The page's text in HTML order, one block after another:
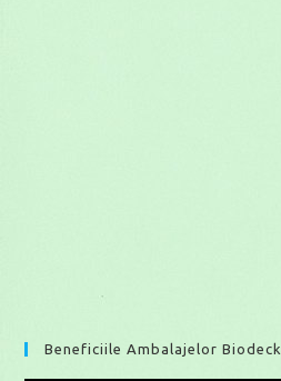
Beneficiile Ambalajelor Biodeck